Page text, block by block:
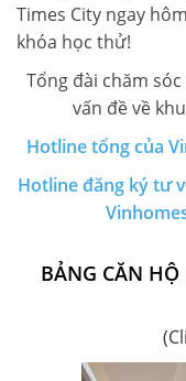
Times City ngay
khóa học thử!
Tổng đài chăm
vấn đề về
Hotline tổng của
Hotline đăng ký tư
BẢNG CĂN